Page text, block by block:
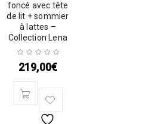
foncé avec tête
de lit + sommier
à lattes –
Collection Lena
219,00€